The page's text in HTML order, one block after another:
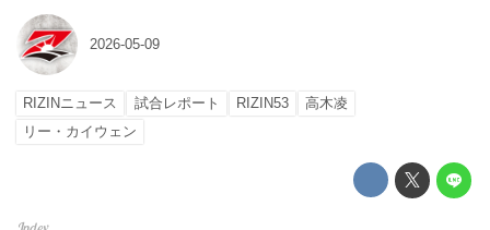
2026-05-09
RIZINニュース 試合レポート RIZIN53
高木凌
リー・カイウェン